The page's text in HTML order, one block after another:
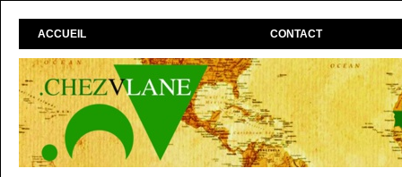
ACCUEIL CONTACT